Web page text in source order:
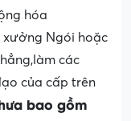
hóa
xưởng Ngói hoặc
các
của cấp trên
bao gồm